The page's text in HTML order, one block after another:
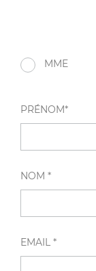
MME
PRÉNOM*
NOM *
EMAIL *